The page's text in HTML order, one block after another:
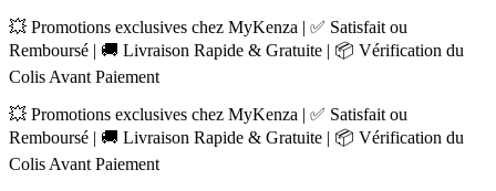
💥 Promotions exclusives chez MyKenza | ✅ Satisfait ou
Remboursé | 🚚 Livraison Rapide & Gratuite | 📦 Vérification du
Colis Avant Paiement
💥 Promotions exclusives chez MyKenza | ✅ Satisfait ou
Remboursé | 🚚 Livraison Rapide & Gratuite | 📦 Vérification du
Colis Avant Paiement